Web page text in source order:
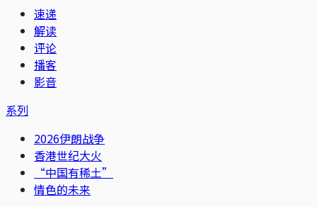
速递
解读
评论
播客
影音
系列
2026伊朗战争
香港世纪大火
“中国有稀土”
情色的未来